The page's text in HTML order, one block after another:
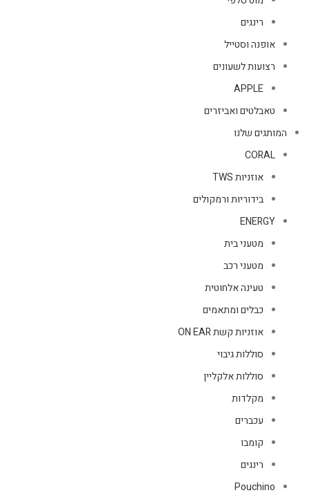
רינגים
אופנה וסטייל
רצועות לשעונים
APPLE
טאבלטים ואביזרים
המותגים שלנו
CORAL
אוזניות TWS
בידוריות ורמקולים
ENERGY
מטעני בית
מטעני רכב
טעינה אלחוטית
כבלים ומתאמים
אוזניות קשת ON EAR
סוללות גיבוי
סוללות אלקליין
מקלדות
עכברים
קומבו
רינגים
Pouchino